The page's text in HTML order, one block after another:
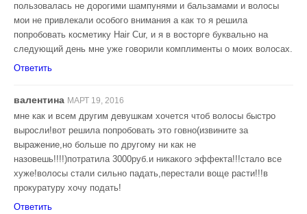
пользовалась не дорогими шампунями и бальзамами и волосы
мои не привлекали особого внимания а как то я решила
попробовать косметику Hair Cur, и я в восторге буквально на
следующий день мне уже говорили комплименты о моих волосах.
Ответить
валентина МАРТ 19, 2016
мне как и всем другим девушкам хочется чтоб волосы быстро
выросли!вот решила попробовать это говно(извините за
выражение,но больше по другому ни как не
назовешь!!!!)потратила 3000руб.и никакого эффекта!!!стало все
хуже!волосы стали сильно падать,перестали воще расти!!!в
прокуратуру хочу подать!
Ответить